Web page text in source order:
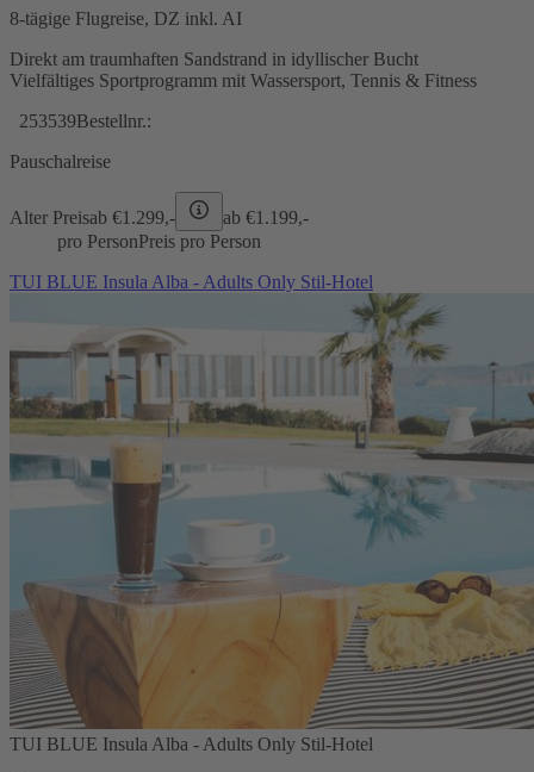
8-tägige Flugreise, DZ inkl. AI
Direkt am traumhaften Sandstrand in idyllischer Bucht
Vielfältiges Sportprogramm mit Wassersport, Tennis & Fitness
253539Bestellnr.:
Pauschalreise
Alter Preisab €1.299,- ab €1.199,-
pro PersonPreis pro Person
TUI BLUE Insula Alba - Adults Only Stil-Hotel
TUI BLUE Insula Alba - Adults Only Stil-Hotel